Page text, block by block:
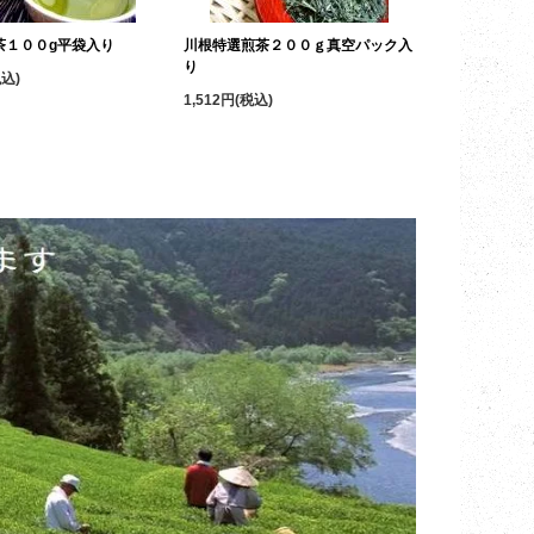
１００g平袋入り
)
川根特選煎茶２００ｇ真空パック入
り
1,512円(税込)